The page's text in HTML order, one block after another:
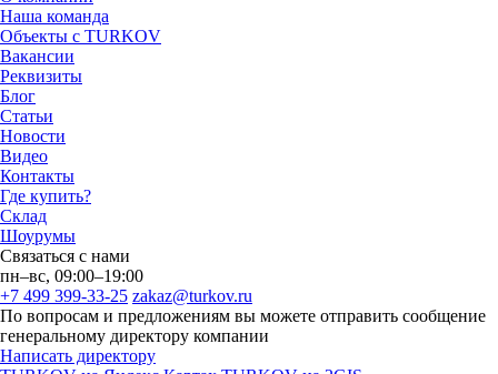
Наша команда
Объекты с TURKOV
Вакансии
Реквизиты
Блог
Статьи
Новости
Видео
Контакты
Где купить?
Склад
Шоурумы
Связаться с нами
пн–вс, 09:00–19:00
+7 499 399-33-25 zakaz@turkov.ru
По вопросам и предложениям вы можете отправить сообщение
генеральному директору компании
Написать директору